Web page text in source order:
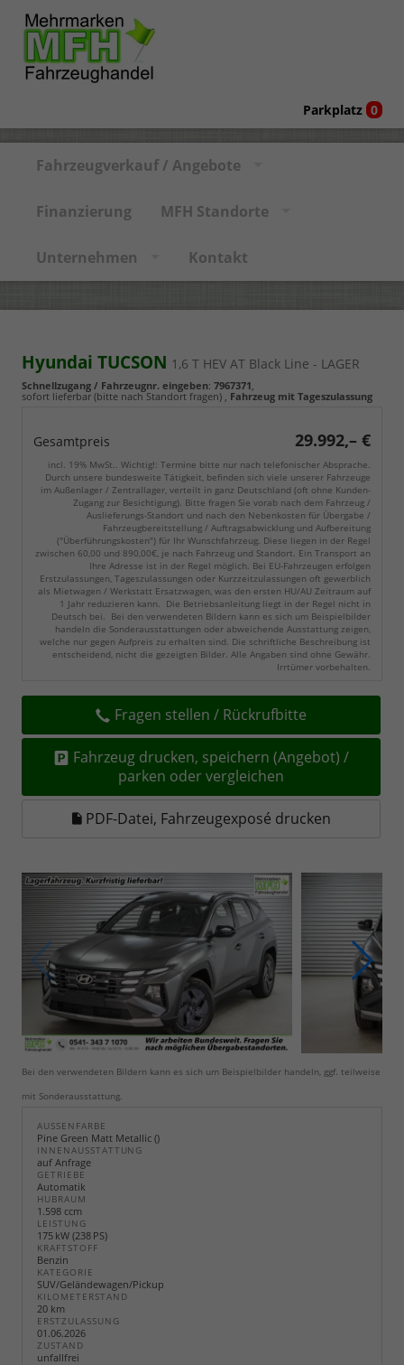
Parkplatz 0
Fahrzeugverkauf / Angebote
Finanzierung MFH Standorte
Unternehmen Kontakt
Hyundai TUCSON 1,6 T HEV AT Black Line - LAGER
Schnellzugang / Fahrzeugnr. eingeben: 7967371
sofort lieferbar (bitte nach Standort fragen)
Fahrzeug mit Tageszulassung
Gesamtpreis 29.992,– €
incl. 19% MwSt.. Wichtig!: Termine bitte nur nach telefonischer Absprache.
Durch unsere bundesweite Tätigkeit, befinden sich viele unserer Fahrzeuge
im Außenlager / Zentrallager, verteilt in ganz Deutschland (oft ohne Kunden-
Zugang zur Besichtigung). Bitte fragen Sie vorab nach dem Fahrzeug /
Auslieferungs-Standort und nach den Nebenkosten für Übergabe /
Fahrzeugbereitstellung / Auftragsabwicklung und Aufbereitung
("Überführungskosten") für Ihr Wunschfahrzeug. Diese liegen in der Regel
zwischen 60,00 und 890,00€, je nach Fahrzeug und Standort. Ein Transport an
Ihre Adresse ist in der Regel möglich. Bei EU-Fahrzeugen erfolgen
Erstzulassungen, Tageszulassungen oder Kurzzeitzulassungen oft gewerblich
als Mietwagen / Werkstatt Ersatzwagen, was den ersten HU/AU Zeitraum auf
1 Jahr reduzieren kann. Die Betriebsanleitung liegt in der Regel nicht in
Deutsch bei. Bei den verwendeten Bildern kann es sich um Beispielbilder
handeln die Sonderausstattungen oder abweichende Ausstattung zeigen,
welche nur gegen Aufpreis zu erhalten sind. Die schriftliche Beschreibung ist
entscheidend, nicht die gezeigten Bilder. Alle Angaben sind ohne Gewähr.
Irrtümer vorbehalten.
Fragen stellen / Rückrufbitte
Fahrzeug drucken, speichern (Angebot) /
parken oder vergleichen
PDF-Datei, Fahrzeugexposé drucken
Bei den verwendeten Bildern kann es sich um Beispielbilder handeln, ggf. teilweise
mit Sonderausstattung.
AUSSENFARBE
Pine Green Matt Metallic ()
INNENAUSSTATTUNG
auf Anfrage
GETRIEBE
Automatik
HUBRAUM
1.598 ccm
LEISTUNG
175 kW (238 PS)
KRAFTSTOFF
Benzin
KATEGORIE
SUV/Geländewagen/Pickup
KILOMETERSTAND
20 km
ERSTZULASSUNG
01.06.2026
ZUSTAND
unfallfrei